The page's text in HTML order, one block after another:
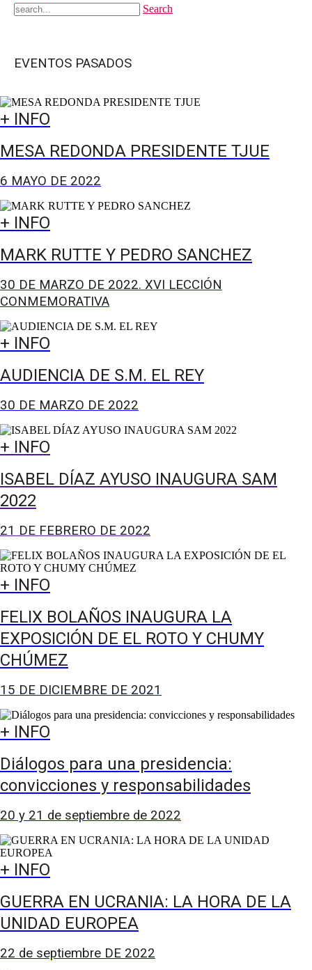
Search
EVENTOS PASADOS
+ INFO
MESA REDONDA PRESIDENTE TJUE
6 MAYO DE 2022
+ INFO
MARK RUTTE Y PEDRO SANCHEZ
30 DE MARZO DE 2022. XVI LECCIÓN
CONMEMORATIVA
+ INFO
AUDIENCIA DE S.M. EL REY
30 DE MARZO DE 2022
+ INFO
ISABEL DÍAZ AYUSO INAUGURA SAM
2022
21 DE FEBRERO DE 2022
+ INFO
FELIX BOLAÑOS INAUGURA LA
EXPOSICIÓN DE EL ROTO Y CHUMY
CHÚMEZ
15 DE DICIEMBRE DE 2021
+ INFO
Diálogos para una presidencia:
convicciones y responsabilidades
20 y 21 de septiembre de 2022
+ INFO
GUERRA EN UCRANIA: LA HORA DE LA
UNIDAD EUROPEA
22 de septiembre DE 2022